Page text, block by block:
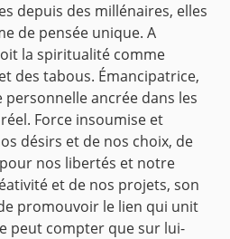
depuis des millénaires, elles
de pensée unique. A
la spiritualité comme
des tabous. Émancipatrice,
ancrée dans les
Force insoumise et
désirs et de nos choix, de
nos libertés et notre
et de nos projets, son
promouvoir le lien qui unit
peut compter que sur lui-